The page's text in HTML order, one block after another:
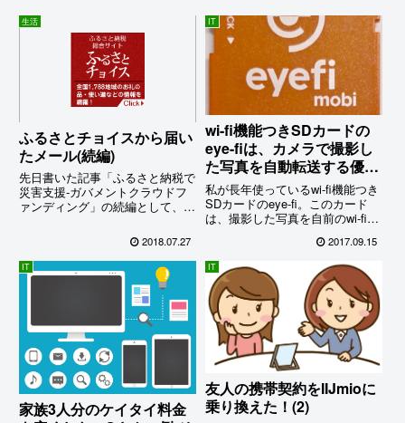
生活
ふるさとチョイスから届い
たメール(続編)
先日書いた記事「ふるさと納税で
災害支援-ガバメントクラウドフ
ァンディング」の続編として、ふ
のご紹介。この活動を盛り上げる
ために、微力ながら私もできる限
り協力していきたい。
2018.07.27
IT
wi-fi機能つきSDカードの
eye-fiは、カメラで撮影し
た写真を自動転送する優れ
ものだったけれど…..
私が長年使っているwi-fi機能つき
SDカードのeye-fi。このカード
は、撮影した写真を自前のwi-fi機
の。特にPCを持参しない旅先で
はこれがなければ何もできないの
で、私には絶対に必要なツールな
のだ。それなのに…
2017.09.15
IT
家族3人分のケイタイ料金
IT
友人の携帯契約をIIJmioに
乗り換えた！(2)